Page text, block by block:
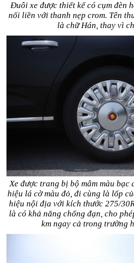
Đuôi xe được thiết kế có cụm đèn
nối liền với thanh nẹp crom. Tên
là chữ Hán, thay vì
Xe được trang bị bộ mâm màu bạc
hiệu lá cờ màu đỏ, đi cùng là lốp
hiệu nội địa với kích thước 275/
là có khả năng chống đạn, cho
km ngay cả trong trường